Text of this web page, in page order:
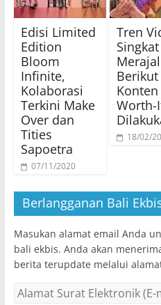
Edisi Limited
Edition
Bloom
Infinite,
Kolaborasi
Terkini Make
Over dan
Tities
Sapoetra
07/11/2020
Tren
Singkat
Berikut
Worth-
18/02/
Berlangganan Bali
Masukan alamat email Anda
bali ekbis. Anda akan
berita terupdate melalui
Alamat